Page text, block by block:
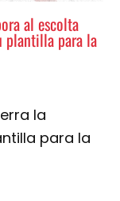
al escolta
plantilla para la
la
para la